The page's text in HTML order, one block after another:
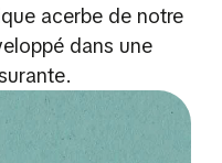
acerbe de notre
dans une